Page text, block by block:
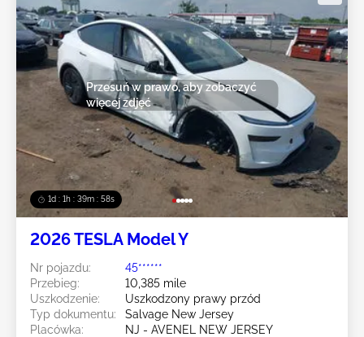
1d : 1h : 39m : 55s
Przesuń w prawo, aby zobaczyć
więcej zdjęć
2026 TESLA Model Y
Nr pojazdu:
45******
Przebieg:
10,385 mile
Uszkodzenie:
Uszkodzony prawy przód
Typ dokumentu:
Salvage New Jersey
Placówka:
NJ - AVENEL NEW JERSEY